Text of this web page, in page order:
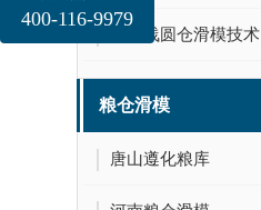
河南浅圆仓滑模技术
粮仓滑模
唐山遵化粮库
400-116-9979